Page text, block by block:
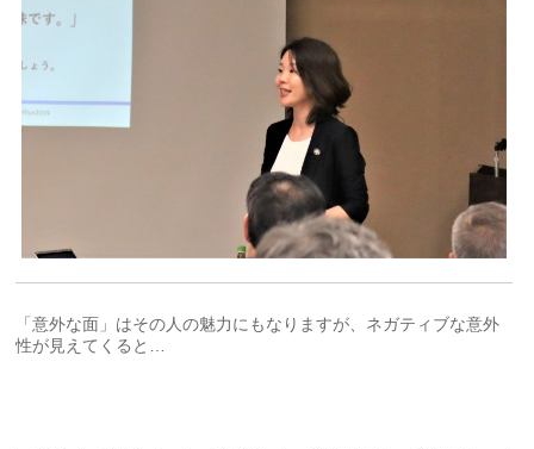
「意外な面」はその人の魅力にもなりますが、ネガティブな意外
性が見えてくると…